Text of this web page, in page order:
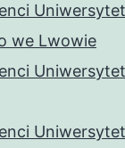
we Lwowie